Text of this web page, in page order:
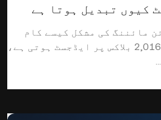
مائننگ کی مشکل کیسے کام
کرتی ہے، اس کیوں ہر 2,016 بلاکس پر ایڈجسٹ ہوتی ہے،